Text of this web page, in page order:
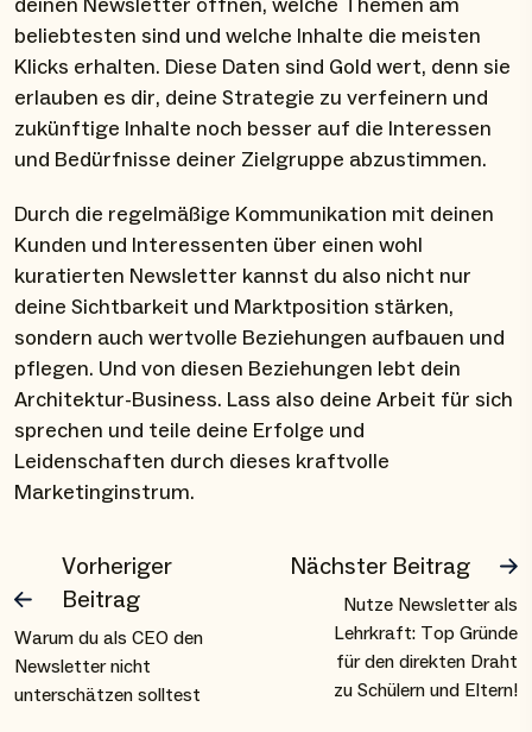
deinen Newsletter öffnen, welche Themen am
beliebtesten sind und welche Inhalte die meisten
Klicks erhalten. Diese Daten sind Gold wert, denn sie
erlauben es dir, deine Strategie zu verfeinern und
zukünftige Inhalte noch besser auf die Interessen
und Bedürfnisse deiner Zielgruppe abzustimmen.
Durch die regelmäßige Kommunikation mit deinen
Kunden und Interessenten über einen wohl
kuratierten Newsletter kannst du also nicht nur
deine Sichtbarkeit und Marktposition stärken,
sondern auch wertvolle Beziehungen aufbauen und
pflegen. Und von diesen Beziehungen lebt dein
Architektur-Business. Lass also deine Arbeit für sich
sprechen und teile deine Erfolge und
Leidenschaften durch dieses kraftvolle
Marketinginstrum.
Vorheriger
Beitrag
Warum du als CEO den
Newsletter nicht
unterschätzen solltest
Nächster Beitrag
Nutze Newsletter als
Lehrkraft: Top Gründe
für den direkten Draht
zu Schülern und Eltern!